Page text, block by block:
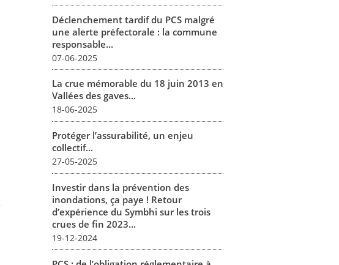
Déclenchement tardif du PCS malgré
une alerte préfectorale : la commune
responsable...
07-06-2025
La crue mémorable du 18 juin 2013 en
Vallées des gaves...
18-06-2025
Protéger l’assurabilité, un enjeu
collectif...
27-05-2025
Investir dans la prévention des
inondations, ça paye ! Retour
d’expérience du Symbhi sur les trois
crues de fin 2023...
19-12-2024